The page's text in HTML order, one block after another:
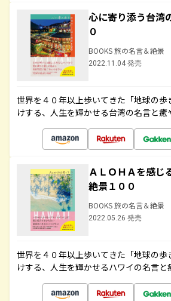
心に寄り添う台湾
０
BOOKS 旅の名言＆絶景
2022.11.04 発売
世界を４０年以上歩いてきた「地球の歩
けする、人生を輝かせる台湾の名言と癒
ＡＬＯＨＡを感じ
絶景１００
BOOKS 旅の名言＆絶景
2022.05.26 発売
世界を４０年以上歩いてきた「地球の歩
けする、人生を輝かせるハワイの名言と